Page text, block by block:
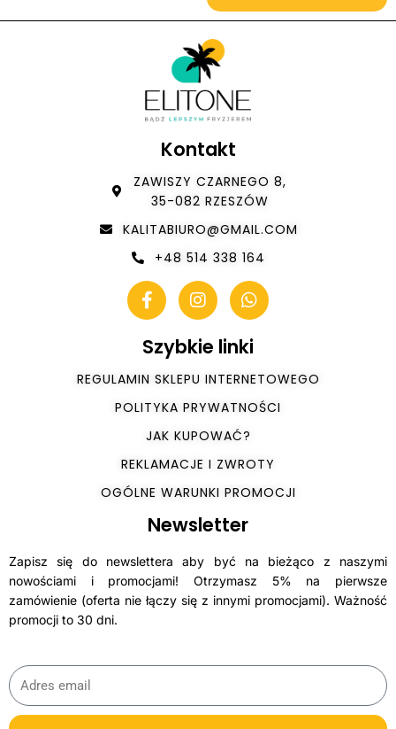
Kontakt
ZAWISZY CZARNEGO 8,
35-082 RZESZÓW
KALITABIURO@GMAIL.COM
+48 514 338 164
Szybkie linki
REGULAMIN SKLEPU INTERNETOWEGO
POLITYKA PRYWATNOŚCI
JAK KUPOWAĆ?
REKLAMACJE I ZWROTY
OGÓLNE WARUNKI PROMOCJI
Newsletter
Zapisz się do newslettera aby być na bieżąco z naszymi
nowościami i promocjami! Otrzymasz 5% na pierwsze
zamówienie (oferta nie łączy się z innymi promocjami). Ważność
promocji to 30 dni.